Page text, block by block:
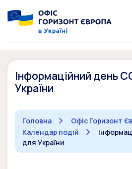
Інформаційний день
України
Головна
Офіс Горизонт
Календар подій
для України